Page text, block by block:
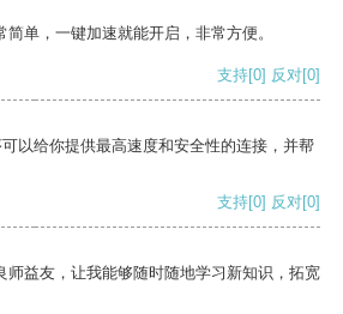
单，一键加速就能开启，非常方便。
支持[0] 反对[0]
以给你提供最高速度和安全性的连接，并帮
支持[0] 反对[0]
师益友，让我能够随时随地学习新知识，拓宽